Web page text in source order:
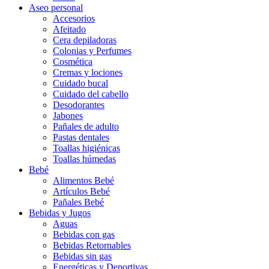
Aseo personal
Accesorios
Afeitado
Cera depiladoras
Colonias y Perfumes
Cosmética
Cremas y lociones
Cuidado bucal
Cuidado del cabello
Desodorantes
Jabones
Pañales de adulto
Pastas dentales
Toallas higiénicas
Toallas húmedas
Bebé
Alimentos Bebé
Artículos Bebé
Pañales Bebé
Bebidas y Jugos
Aguas
Bebidas con gas
Bebidas Retornables
Bebidas sin gas
Energéticas y Deportivas